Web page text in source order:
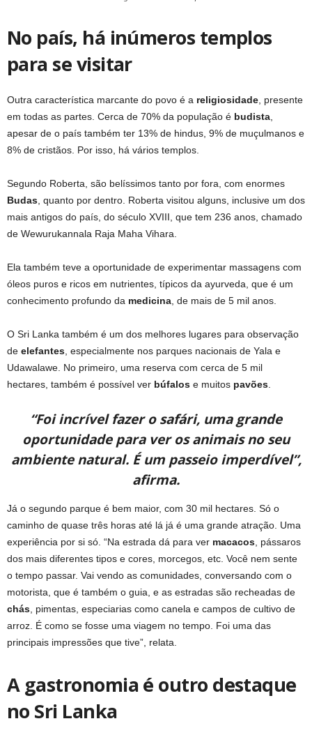
No país, há inúmeros templos
para se visitar
Outra característica marcante do povo é a religiosidade , presente
em todas as partes. Cerca de 70% da população é budista
apesar de o país também ter 13% de hindus, 9% de muçulmanos e
8% de cristãos. Por isso, há vários templos.
Segundo Roberta, são belíssimos tanto por fora, com enormes
Budas , quanto por dentro. Roberta visitou alguns, inclusive um dos
mais antigos do país, do século XVIII, que tem 236 anos, chamado
de Wewurukannala Raja Maha Vihara.
Ela também teve a oportunidade de experimentar massagens com
óleos puros e ricos em nutrientes, típicos da ayurveda, que é um
conhecimento profundo da medicina , de mais de 5 mil anos.
O Sri Lanka também é um dos melhores lugares para observação
de elefantes , especialmente nos parques nacionais de Yala e
Udawalawe. No primeiro, uma reserva com cerca de 5 mil
hectares, também é possível ver búfalos e muitos pavões
“Foi incrível fazer o safári, uma grande
oportunidade para ver os animais no seu
ambiente natural. É um passeio imperdível”,
afirma.
Já o segundo parque é bem maior, com 30 mil hectares. Só o
caminho de quase três horas até lá já é uma grande atração. Uma
experiência por si só. “Na estrada dá para ver macacos , pássaros
dos mais diferentes tipos e cores, morcegos, etc. Você nem sente
o tempo passar. Vai vendo as comunidades, conversando com o
motorista, que é também o guia, e as estradas são recheadas de
chás , pimentas, especiarias como canela e campos de cultivo de
arroz. É como se fosse uma viagem no tempo. Foi uma das
principais impressões que tive”, relata.
A gastronomia é outro destaque
no Sri Lanka